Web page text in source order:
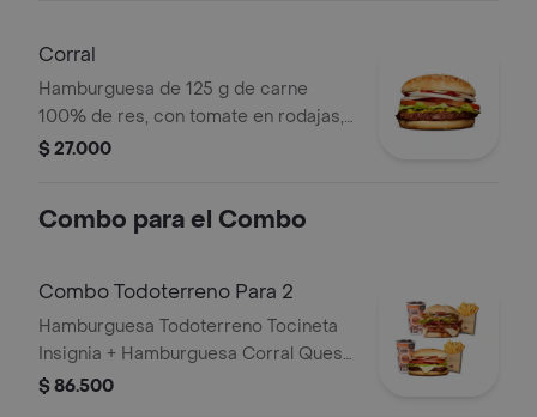
Corral
Hamburguesa de 125 g de carne
100% de res, con tomate en rodajas,
cebolla en rodajas, lechuga, salsa
$ 27.000
Combo para el Combo
Combo Todoterreno Para 2
Hamburguesa Todoterreno Tocineta
Insignia + Hamburguesa Corral Queso
+ 2 papas grandes + 2 bebidas
$ 86.500